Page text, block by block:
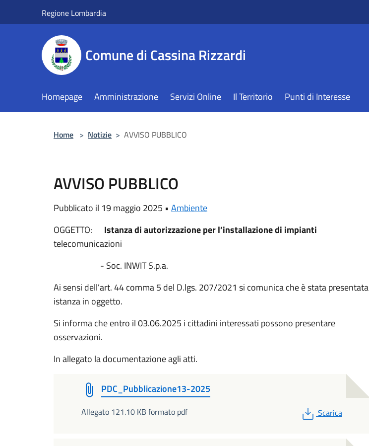
Regione Lombardia
Comune di Cassina Rizzardi
Homepage Amministrazione Servizi Online Il Territorio Punti di Interesse
Home > Notizie > AVVISO PUBBLICO
AVVISO PUBBLICO
Pubblicato il 19 maggio 2025 • Ambiente
OGGETTO: Istanza di autorizzazione per l’installazione di impianti
telecomunicazioni
- Soc. INWIT S.p.a.
Ai sensi dell’art. 44 comma 5 del D.lgs. 207/2021 si comunica che è stata presentata
istanza in oggetto.
Si informa che entro il 03.06.2025 i cittadini interessati possono presentare
osservazioni.
In allegato la documentazione agli atti.
PDC_Pubblicazione13-2025
Allegato 121.10 KB formato pdf PDF
Scarica